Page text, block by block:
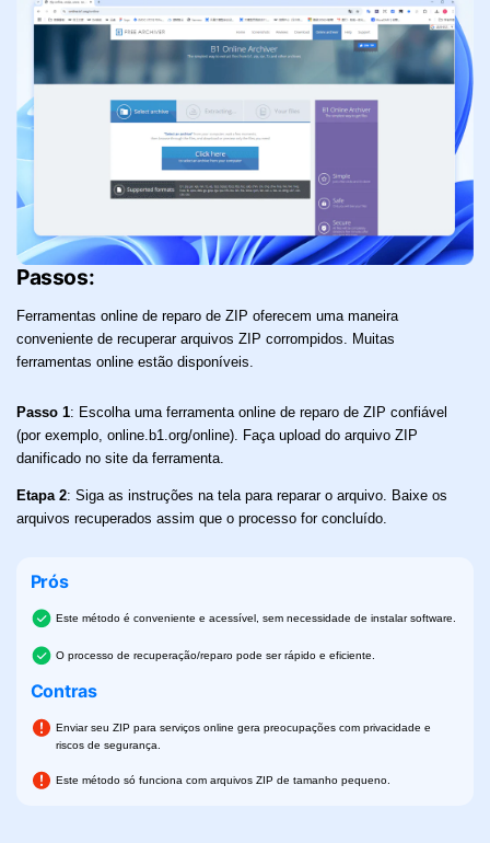
Passos:
Ferramentas online de reparo de ZIP oferecem uma maneira
conveniente de recuperar arquivos ZIP corrompidos. Muitas
ferramentas online estão disponíveis.
Passo 1: Escolha uma ferramenta online de reparo de ZIP confiável
(por exemplo, online.b1.org/online). Faça upload do arquivo ZIP
danificado no site da ferramenta.
Etapa 2: Siga as instruções na tela para reparar o arquivo. Baixe os
arquivos recuperados assim que o processo for concluído.
Prós
Este método é conveniente e acessível, sem necessidade de instalar software.
O processo de recuperação/reparo pode ser rápido e eficiente.
Contras
Enviar seu ZIP para serviços online gera preocupações com privacidade e
riscos de segurança.
Este método só funciona com arquivos ZIP de tamanho pequeno.